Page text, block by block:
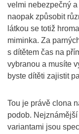
velmi nebezpečný
naopak způsobit
látkou se totiž
miminka. Za
s dítětem čas na
vybranou a musíte
byste dítěti zajistit
Tou je právě clona
podob.
variantami jsou